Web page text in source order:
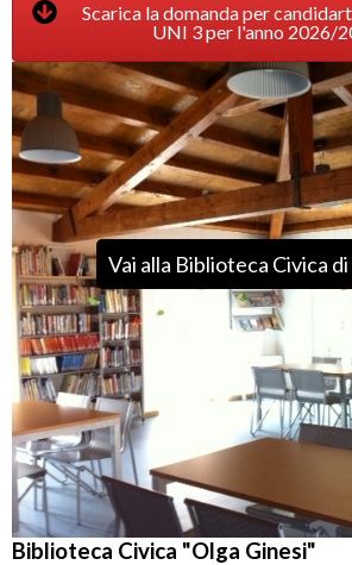
Scarica la domanda per
UNI 3 per l'anno 2026/
Vai alla Biblioteca Civica
Biblioteca Civica "Olga Ginesi"